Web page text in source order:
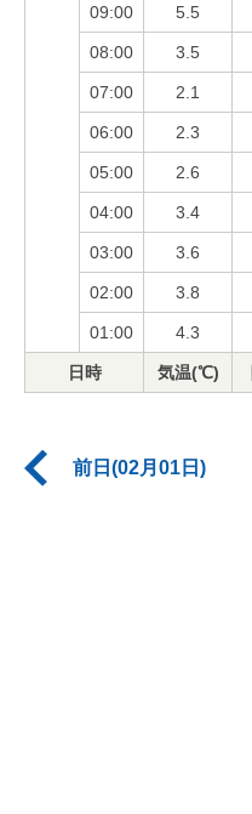
09:00 5.5
08:00 3.5
07:00 2.1
06:00 2.3
05:00 2.6
04:00 3.4
03:00 3.6
02:00 3.8
01:00 4.3
日時 気温(℃)
前日(02月01日)